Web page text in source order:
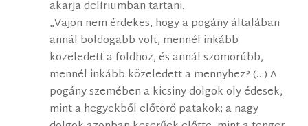
akarja delíriumban tartani.
„Vajon nem érdekes, hogy a pogány általában
annál boldogabb volt, mennél inkább
közeledett a földhöz, és annál szomorúbb,
mennél inkább közeledett a mennyhez? (…) A
pogány szemében a kicsiny dolgok oly édesek,
mint a hegyekből előtörő patakok; a nagy